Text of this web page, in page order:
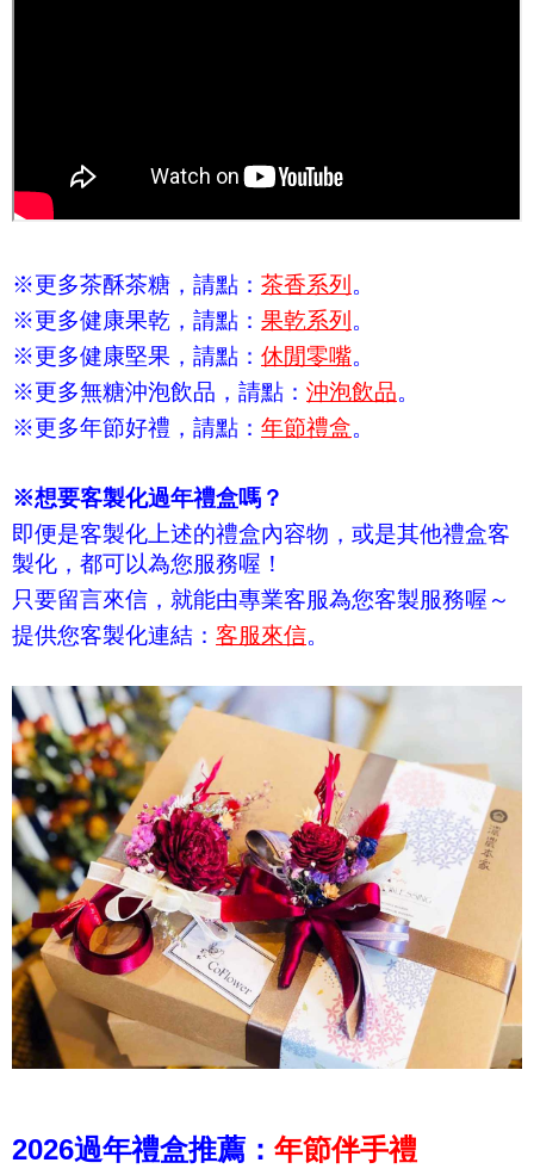
※更多茶酥茶糖，請點： 茶香系列 。
※更多健康果乾，請點： 果乾系列 。
※更多健康堅果，請點： 休閒零嘴。
※更多無糖沖泡飲品，請點： 沖泡飲品。
※更多年節好禮，請點： 年節禮盒。
※想要客製化過年禮盒嗎？
即便是客製化上述的禮盒內容物，或是其他禮盒客
製化，都可以為您服務喔！
只要留言來信，就能由專業客服為您客製服務喔～
提供您客製化連結： 客服來信。
2026過年禮盒推薦： 年節伴手禮